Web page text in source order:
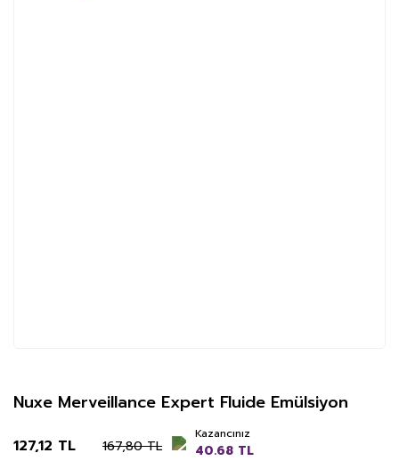
Nuxe Merveillance Expert Fluide Emülsiyon
127,12 TL 167,80 TL
Kazancınız
40.68 TL